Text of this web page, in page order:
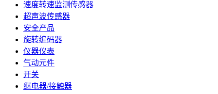
速度转速监测传感器
超声波传感器
安全产品
旋转编码器
仪器仪表
气动元件
开关
继电器/接触器